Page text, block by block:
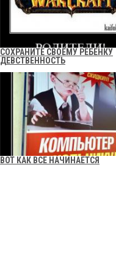
СОХРАНИТЕ СВОЕМУ РЕБЕНКУ
ДЕВСТВЕННОСТЬ
ВОТ КАК ВСЕ НАЧИНАЕТСЯ